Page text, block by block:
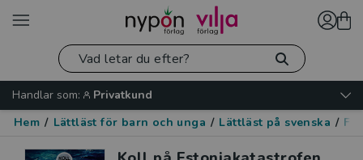
Handlar som:
Privatkund
Hem / Lättläst för barn och unga / Lättläst på svenska /